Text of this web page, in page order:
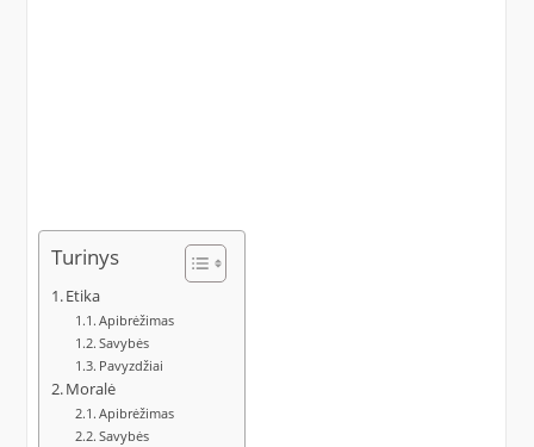
Turinys
Etika
Apibrėžimas
Savybės
Pavyzdžiai
Moralė
Apibrėžimas
Savybės